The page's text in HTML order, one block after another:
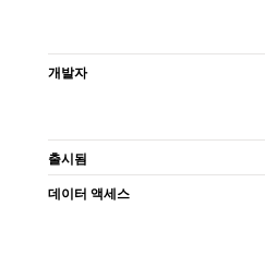
개발자
출시됨
데이터 액세스